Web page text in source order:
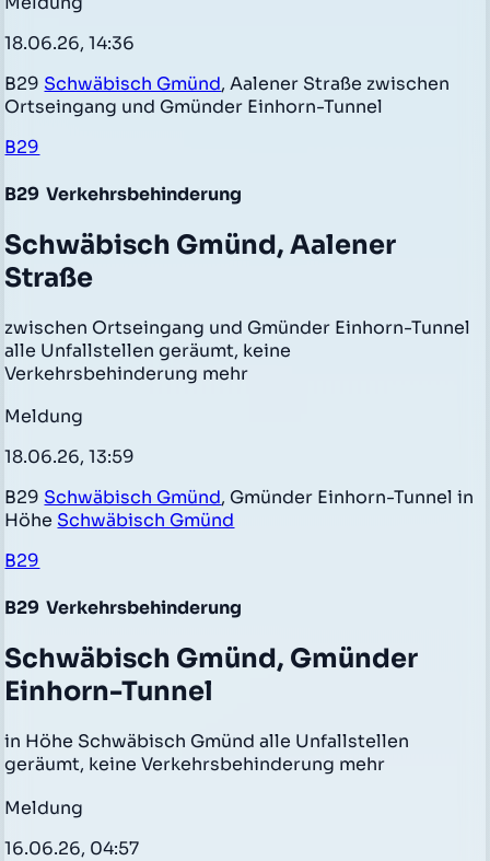
18.06.26, 14:36
B29 Schwäbisch Gmünd, Aalener Straße zwischen
Ortseingang und Gmünder Einhorn-Tunnel
B29
B29 Verkehrsbehinderung
Schwäbisch Gmünd, Aalener
Straße
zwischen Ortseingang und Gmünder Einhorn-Tunnel
alle Unfallstellen geräumt, keine
Verkehrsbehinderung mehr
Meldung
18.06.26, 13:59
B29 Schwäbisch Gmünd, Gmünder Einhorn-Tunnel in
Höhe Schwäbisch Gmünd
B29
B29 Verkehrsbehinderung
Schwäbisch Gmünd, Gmünder
Einhorn-Tunnel
in Höhe Schwäbisch Gmünd alle Unfallstellen
geräumt, keine Verkehrsbehinderung mehr
Meldung
16.06.26, 04:57